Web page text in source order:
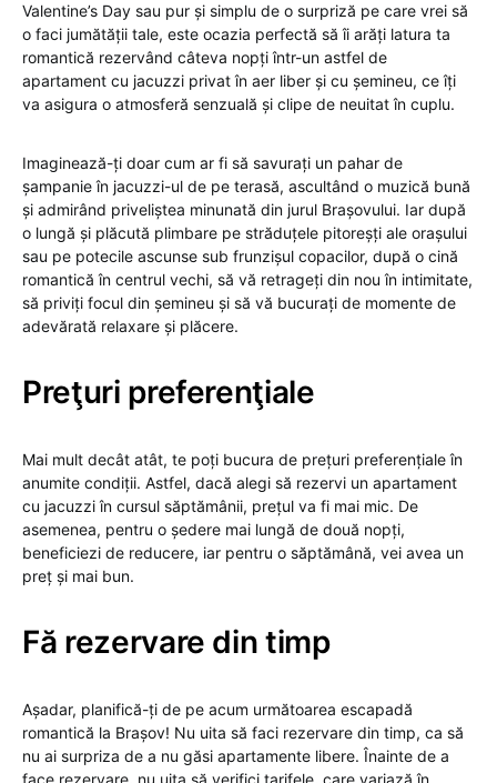
Valentine’s Day sau pur și simplu de o surpriză pe care vrei să
o faci jumătății tale, este ocazia perfectă să îi arăți latura ta
romantică rezervând câteva nopți într-un astfel de
apartament cu jacuzzi privat în aer liber și cu șemineu, ce îți
va asigura o atmosferă senzuală și clipe de neuitat în cuplu.
Imaginează-ți doar cum ar fi să savurați un pahar de
șampanie în jacuzzi-ul de pe terasă, ascultând o muzică bună
și admirând priveliștea minunată din jurul Brașovului. Iar după
o lungă și plăcută plimbare pe străduțele pitoreșți ale orașului
sau pe potecile ascunse sub frunzișul copacilor, după o cină
romantică în centrul vechi, să vă retrageți din nou în intimitate,
să priviți focul din șemineu și să vă bucurați de momente de
adevărată relaxare și plăcere.
Preţuri preferenţiale
Mai mult decât atât, te poți bucura de prețuri preferențiale în
anumite condiții. Astfel, dacă alegi să rezervi un apartament
cu jacuzzi în cursul săptămânii, prețul va fi mai mic. De
asemenea, pentru o ședere mai lungă de două nopți,
beneficiezi de reducere, iar pentru o săptămână, vei avea un
preț și mai bun.
Fă rezervare din timp
Așadar, planifică-ți de pe acum următoarea escapadă
romantică la Brașov! Nu uita să faci rezervare din timp, ca să
nu ai surpriza de a nu găsi apartamente libere. Înainte de a
face rezervare, nu uita să verifici tarifele, care variază în